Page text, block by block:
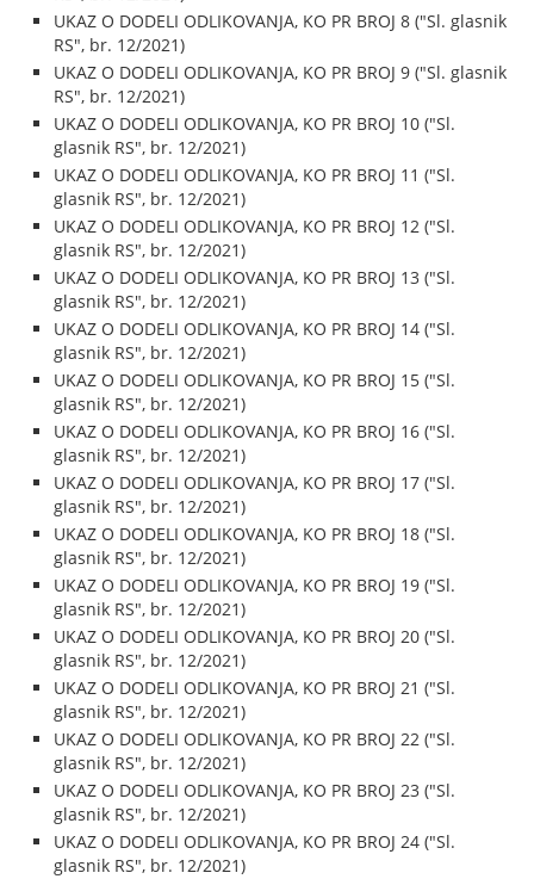
UKAZ O DODELI ODLIKOVANJA, KO PR BROJ 8 ("Sl. glasnik
RS", br. 12/2021)
UKAZ O DODELI ODLIKOVANJA, KO PR BROJ 9 ("Sl. glasnik
RS", br. 12/2021)
UKAZ O DODELI ODLIKOVANJA, KO PR BROJ 10 ("Sl.
glasnik RS", br. 12/2021)
UKAZ O DODELI ODLIKOVANJA, KO PR BROJ 11 ("Sl.
glasnik RS", br. 12/2021)
UKAZ O DODELI ODLIKOVANJA, KO PR BROJ 12 ("Sl.
glasnik RS", br. 12/2021)
UKAZ O DODELI ODLIKOVANJA, KO PR BROJ 13 ("Sl.
glasnik RS", br. 12/2021)
UKAZ O DODELI ODLIKOVANJA, KO PR BROJ 14 ("Sl.
glasnik RS", br. 12/2021)
UKAZ O DODELI ODLIKOVANJA, KO PR BROJ 15 ("Sl.
glasnik RS", br. 12/2021)
UKAZ O DODELI ODLIKOVANJA, KO PR BROJ 16 ("Sl.
glasnik RS", br. 12/2021)
UKAZ O DODELI ODLIKOVANJA, KO PR BROJ 17 ("Sl.
glasnik RS", br. 12/2021)
UKAZ O DODELI ODLIKOVANJA, KO PR BROJ 18 ("Sl.
glasnik RS", br. 12/2021)
UKAZ O DODELI ODLIKOVANJA, KO PR BROJ 19 ("Sl.
glasnik RS", br. 12/2021)
UKAZ O DODELI ODLIKOVANJA, KO PR BROJ 20 ("Sl.
glasnik RS", br. 12/2021)
UKAZ O DODELI ODLIKOVANJA, KO PR BROJ 21 ("Sl.
glasnik RS", br. 12/2021)
UKAZ O DODELI ODLIKOVANJA, KO PR BROJ 22 ("Sl.
glasnik RS", br. 12/2021)
UKAZ O DODELI ODLIKOVANJA, KO PR BROJ 23 ("Sl.
glasnik RS", br. 12/2021)
UKAZ O DODELI ODLIKOVANJA, KO PR BROJ 24 ("Sl.
glasnik RS", br. 12/2021)